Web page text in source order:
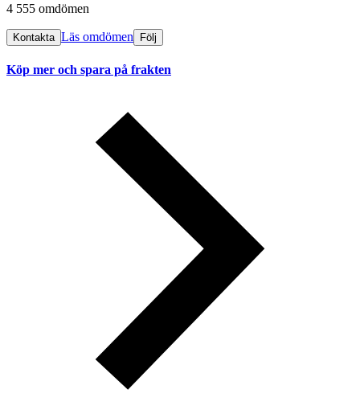
4 555 omdömen
Kontakta Läs omdömen Följ
Köp mer och spara på frakten